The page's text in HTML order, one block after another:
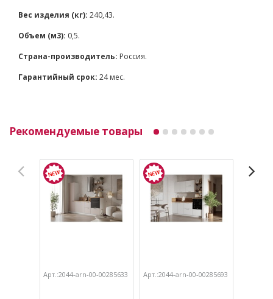
Вес изделия (кг): 240,43.
Объем (м3): 0,5.
Страна-производитель: Россия.
Гарантийный срок: 24 мес.
Рекомендуемые товары
Арт.:2044-arn-00-00285633 Арт.:2044-arn-00-00285693